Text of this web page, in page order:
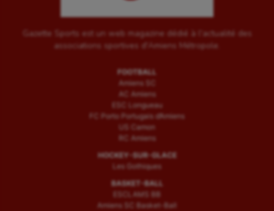
Gazette Sports est un web magazine dédié à l'actualité des
associations sportives d'Amiens Métropole.
FOOTBALL
Amiens SC
AC Amiens
ESC Longueau
FC Porto Portugais d’Amiens
US Camon
RC Amiens
HOCKEY-SUR-GLACE
Les Gothiques
BASKET-BALL
ESCLAMS BB
Amiens SC Basket-Ball